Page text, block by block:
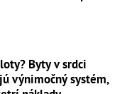
Byty v srdci
výnimočný systém,